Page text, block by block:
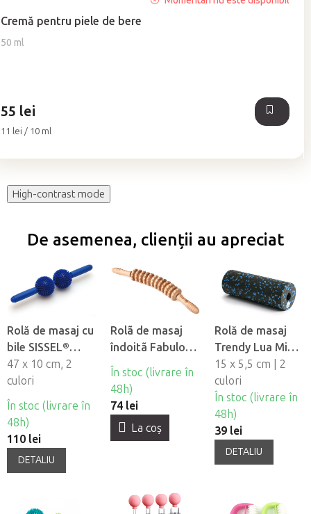
Cremă pentru piele de bere
50 ml
a
produsului
stele.
55 lei
Evaluare
11 lei / 10 ml
High-contrast mode
De asemenea, clienții au apreciat
Rolă de masaj cu
bile SISSEL®
Spiky Twin Roller
47 x 10 cm, 2
culori
În stoc (livrare în
48h)
110 lei
DETALIU
Rolã de masaj
îndoitã Fabulo
pentru
madroterapie
În stoc (livrare în
48h)
74 lei
La coş
Rolă de masaj
Trendy Lua Mini
Fascia Roller
15 x 5,5 cm | 2
culori
În stoc (livrare în
48h)
39 lei
DETALIU